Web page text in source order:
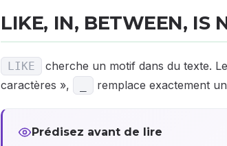
LIKE, IN, BETWEEN, IS
LIKE cherche un motif dans du texte.
caractères »,
remplace exactement
Prédisez avant de lire